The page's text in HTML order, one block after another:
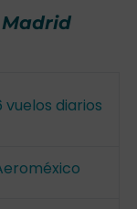
vuelos diarios